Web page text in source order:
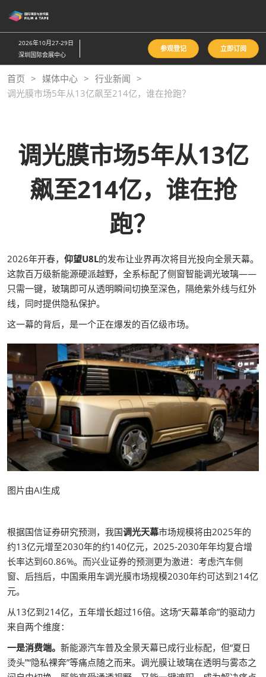
接
跳
至
内
容
2026年10月27-29日
深圳国际会展中心
参观登记 立即订阅
首页 媒体中心
行业新闻
调光膜市场5年从13亿飙至214亿，谁在抢跑？
调光膜市场5年从13亿
飙至214亿，谁在抢
跑？
2026年开春， 仰望U8L的发布让业界再次将目光投向全景天幕。
这款百万级新能源硬派越野，全系标配了侧窗智能调光玻璃——
只需一键，玻璃即可从透明瞬间切换至深色，隔绝紫外线与红外
线，同时提供隐私保护。
这一幕的背后，是一个正在爆发的百亿级市场。
图片由AI生成
根据国信证券研究预测，我国调光天幕市场规模将由2025年的
约13亿元增至2030年的约140亿元，2025-2030年年均复合增
长率达到60.86%。而兴业证券的预测更为激进：考虑汽车侧
窗、后挡后，中国乘用车调光膜市场规模2030年约可达到214亿
元。
从13亿到214亿，五年增长超过16倍。这场“天幕革命”的驱动力
来自两个维度：
一是消费端。 新能源汽车普及全景天幕已成行业标配，但“夏日
烫头”“隐私裸奔”等痛点随之而来。调光膜让玻璃在透明与雾态之